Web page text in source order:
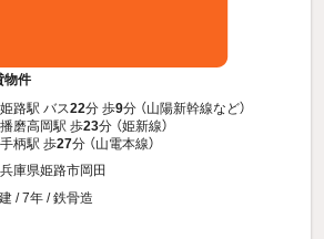
物件
姫路駅 バス22分 歩9分 （山陽新幹線など）
播磨高岡駅 歩23分 （姫新線）
手柄駅 歩27分 （山電本線）
兵庫県姫路市岡田
/ 7年 / 鉄骨造